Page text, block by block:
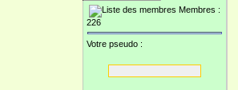
Membres :
226
Votre pseudo :